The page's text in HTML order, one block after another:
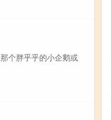
个胖乎乎的小企鹅或